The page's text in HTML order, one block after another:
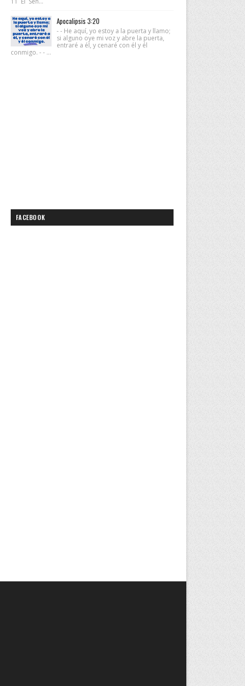
Apocalipsis 3:20
- - He aquí, yo estoy a la puerta y llamo;
si alguno oye mi voz y abre la puerta,
entraré a él, y cenaré con él y él
conmigo. - - ...
FACEBOOK